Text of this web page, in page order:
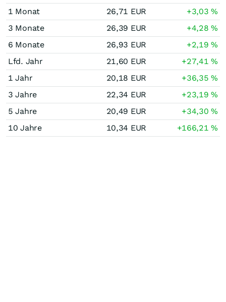
1 Monat
26,71 EUR +3,03%
3 Monate
26,39 EUR +4,28%
6 Monate
26,93 EUR +2,19%
Lfd. Jahr
21,60 EUR +27,41%
1 Jahr
20,18 EUR +36,35%
3 Jahre
22,34 EUR +23,19%
5 Jahre
20,49 EUR +34,30%
10 Jahre
10,34 EUR +166,21%